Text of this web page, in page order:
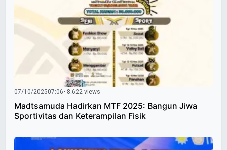
07/10/202507:06• 8.622 views
Madtsamuda Hadirkan MTF 2025: Bangun Jiwa
Sportivitas dan Keterampilan Fisik